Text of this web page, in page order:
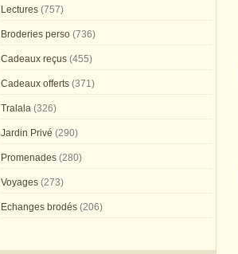
Lectures (757)
Broderies perso (736)
Cadeaux reçus (455)
Cadeaux offerts (371)
Tralala (326)
Jardin Privé (290)
Promenades (280)
Voyages (273)
Echanges brodés (206)